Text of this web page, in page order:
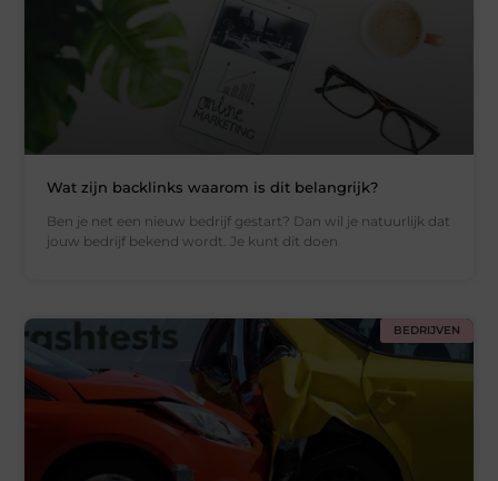
Wat zijn backlinks waarom is dit belangrijk?
Ben je net een nieuw bedrijf gestart? Dan wil je natuurlijk dat
jouw bedrijf bekend wordt. Je kunt dit doen
BEDRIJVEN